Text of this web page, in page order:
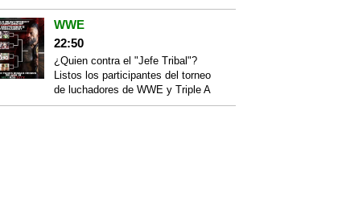
WWE
22:50
¿Quien contra el "Jefe Tribal"?
Listos los participantes del torneo
de luchadores de WWE y Triple A